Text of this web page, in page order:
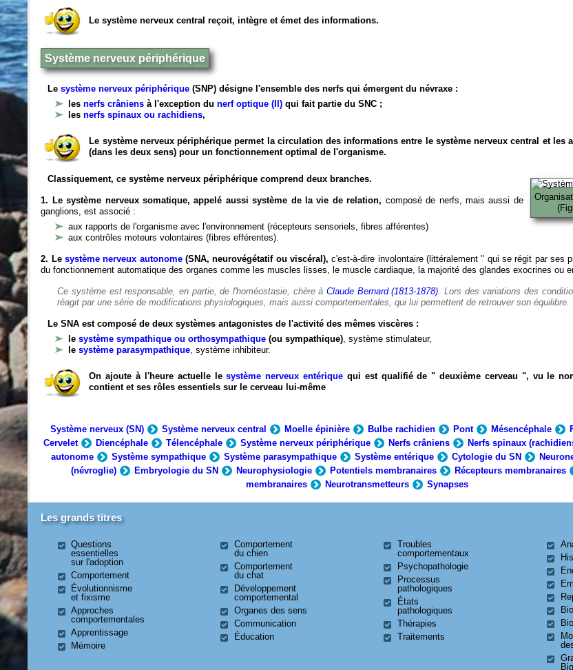
Le système nerveux central reçoit, intègre et émet des informations.
Système nerveux périphérique
Lesystème nerveux périphérique (SNP) désigne l'ensemble des nerfs qui émergent du névraxe :
lesnerfs crâniens à l'exception du nerf optique (II) qui fait partie du SNC ;
lesnerfs spinaux ou rachidiens,
Le système nerveux périphérique permet la circulation des informations entre le système nerveux central et les
(dans les deux sens) pour un fonctionnement optimal de l'organisme.
Classiquement, ce système nerveux périphérique comprend deux branches.
1. Le système nerveux somatique, appelé aussi système de la vie de relation, composé de nerfs, mais aussi de
ganglions, est associé :
aux rapports de l'organisme avec l'environnement (récepteurs sensoriels, fibres afférentes)
aux contrôles moteurs volontaires (fibres efférentes).
2. Le système nerveux autonome(SNA, neurovégétatif ou viscéral), c'est-à-dire involontaire (littéralement " qui se régit par ses
du fonctionnement automatique des organes comme les muscles lisses, le muscle cardiaque, la majorité des glandes exocrines ou
Ce système est responsable, en partie, de l'homéostasie, chère àClaude Bernard (1813-1878). Lors des variations des
réagit par une série de modifications physiologiques, mais aussi comportementales, qui lui permettent de retrouver son équilibre.
Le SNA est composé de deux systèmes antagonistes de l'activité des mêmes viscères :
lesystème sympathique ou orthosympathique (ou sympathique), système stimulateur,
lesystème parasympathique, système inhibiteur.
On ajoute à l'heure actuelle lesystème nerveux entérique qui est qualifié de " deuxième cerveau ", vu le
contient et ses rôles essentiels sur le cerveau lui-même
Système nerveux (SN) Système nerveux central Moelle épinière Bulbe rachidien Pont Mésencéphale
Cervelet
Diencéphale Télencéphale Système nerveux périphérique Nerfs crâniens Nerfs spinaux
autonome
Système sympathique Système parasympathique Système entérique Cytologie du SN
(névroglie)
Embryologie du SN Neurophysiologie Potentiels membranaires Récepteurs membranaires
membranaires
Neurotransmetteurs Synapses
Les grands titres
Questions
essentielles
sur l'adoption
Comportement
Évolutionnisme
et fixisme
Approches
comportementales
Apprentissage
Mémoire
Comportement
du chien
Comportement
du chat
Développement
comportemental
Organes des sens
Communication
Éducation
Troubles
comportementaux
Psychopathologie
Processus
pathologiques
États
pathologiques
Thérapies
Traitements